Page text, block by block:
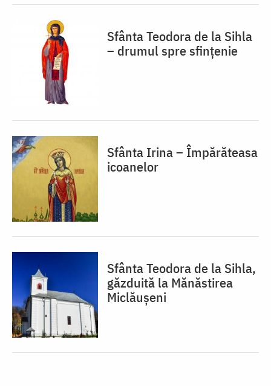
Sfânta Teodora de la Sihla
– drumul spre sfințenie
Sfânta Irina – Împărăteasa
icoanelor
Sfânta Teodora de la Sihla,
găzduită la Mănăstirea
Miclăușeni